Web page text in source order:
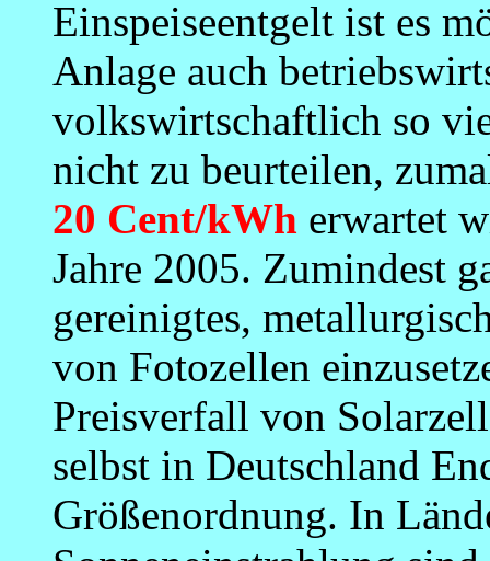
Einspeiseentgelt ist es
Anlage auch
volkswirtschaftlich so
nicht zu beurteilen,
20 Cent/kWh erwartet
Jahre 2005. Zumindest
gereinigtes,
von Fotozellen
Preisverfall von
selbst in Deutschland
Größenordnung. In